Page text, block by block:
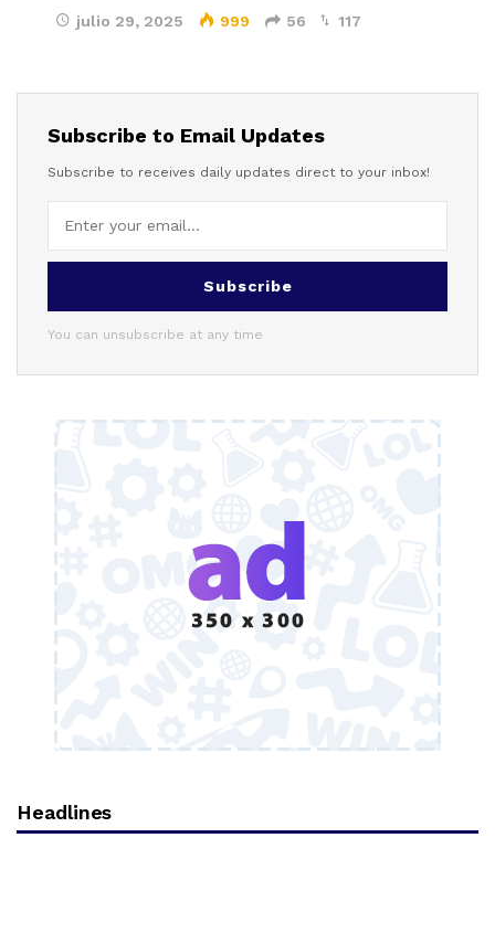
julio 29, 2025 999 56 117
Subscribe to Email Updates
Subscribe to receives daily updates direct to your inbox!
Subscribe
You can unsubscribe at any time
Headlines